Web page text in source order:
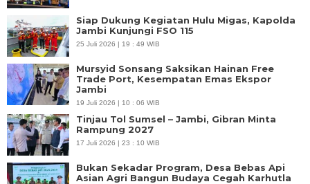
Siap Dukung Kegiatan Hulu Migas, Kapolda
Jambi Kunjungi FSO 115
25 Juli 2026 | 19 : 49 WIB
Mursyid Sonsang Saksikan Hainan Free
Trade Port, Kesempatan Emas Ekspor
Jambi
19 Juli 2026 | 10 : 06 WIB
Tinjau Tol Sumsel – Jambi, Gibran Minta
Rampung 2027
17 Juli 2026 | 23 : 10 WIB
Bukan Sekadar Program, Desa Bebas Api
Asian Agri Bangun Budaya Cegah Karhutla